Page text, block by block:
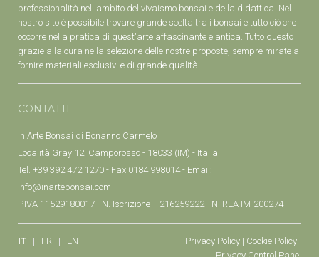
professionalità nell'ambito del vivaismo bonsai e della didattica. Nel
nostro sito è possibile trovare grande scelta tra i bonsai e tutto ciò che
occorre nella pratica di quest'arte affascinante e antica. Tutto questo
grazie alla cura nella selezione delle nostre proposte, sempre mirate a
fornire materiali esclusivi e di grande qualità.
CONTATTI
In Arte Bonsai di Bonanno Carmelo
Località Gray 12, Camporosso - 18033 (IM) - Italia
Tel. +39 392 472 1270 - Fax 0184 998014 - Email:
info@inartebonsai.com
P.IVA 11529180017 - N. Iscrizione T 216259222 - N. REA IM-200274
IT FR EN Privacy Policy | Cookie Policy |